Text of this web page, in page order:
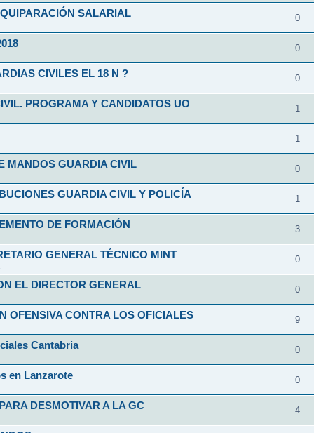
SALARIAL 0
0
CIVILES EL 18 N ? 0
PROGRAMA Y CANDIDATOS UO 1
1
MANDOS GUARDIA CIVIL 0
GUARDIA CIVIL Y POLICÍA 1
DE FORMACIÓN 3
GENERAL TÉCNICO MINT 0
EL DIRECTOR GENERAL 0
OFENSIVA CONTRA LOS OFICIALES 9
Cantabria 0
en Lanzarote 0
DESMOTIVAR A LA GC 4